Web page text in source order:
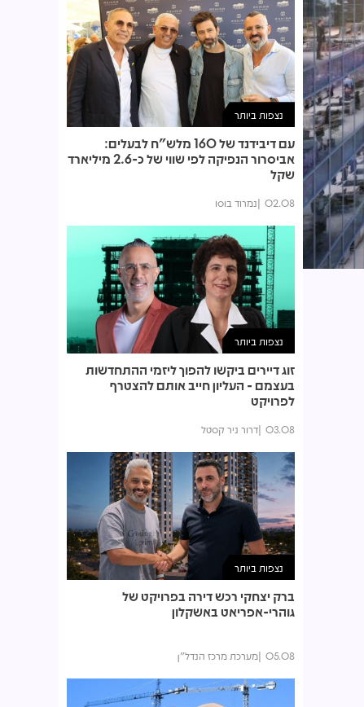
נצפות ביותר
עם דיבידנד של 160 מלש"ח לבעלים:
אביסרור הנפיקה לפי שווי של כ-2.6 מיליארד
שקל
02.08 נמרוד בוסו
נצפות ביותר
זוג דיירים ביקשו להפוך ליזמי ההתחדשות
בעצמם - העליון חייב אותם להצטרף
לפרויקט
03.08 דרור ניר קסטל
נצפות ביותר
ברק יצחקי רכש דירה בפרויקט של
גוהרי-אפריאט באשקלון
05.08 מערכת מרכז הנדל"ן